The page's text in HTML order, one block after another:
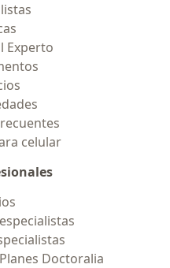
Experto
celular
Doctoralia